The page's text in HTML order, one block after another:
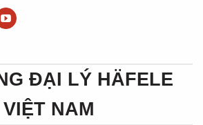
ĐẠI LÝ HÄFELE
VIỆT NAM